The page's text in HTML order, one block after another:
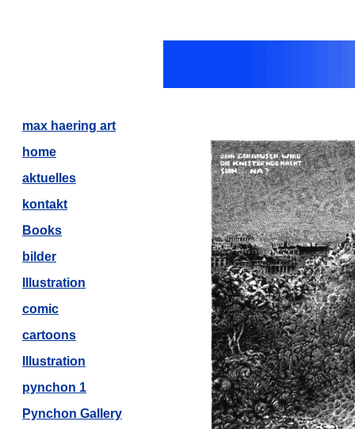
max haering art
home
aktuelles
kontakt
Books
bilder
Illustration
comic
cartoons
Illustration
pynchon 1
Pynchon Gallery